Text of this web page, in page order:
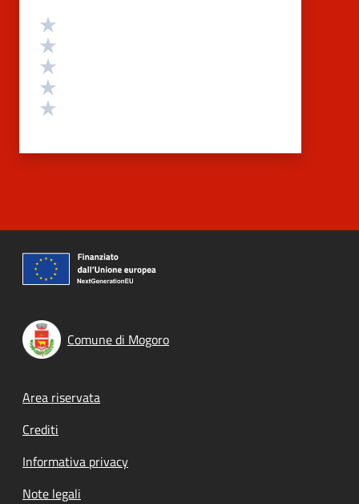
Valutazione
Comune di Mogoro
Footer menu
Area riservata
Crediti
Informativa privacy
Note legali